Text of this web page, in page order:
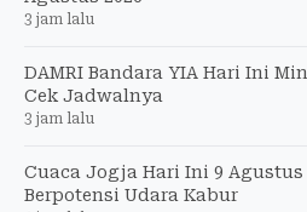
3 jam lalu
DAMRI Bandara YIA Hari Ini
Cek Jadwalnya
3 jam lalu
Cuaca Jogja Hari Ini 9 Agustus
Berpotensi Udara Kabur